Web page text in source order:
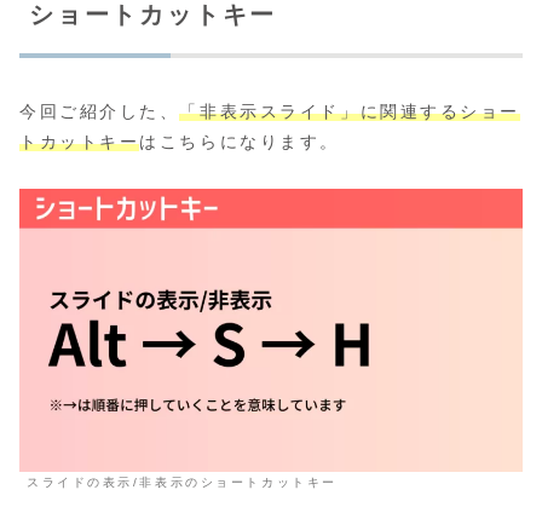
ショートカットキー
今回ご紹介した、「非表示スライド」に関連するショー
トカットキーはこちらになります。
スライドの表示/非表示のショートカットキー